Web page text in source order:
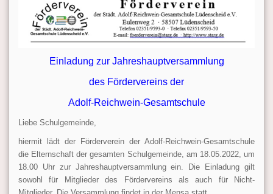
Einladung zur Jahreshauptversammlung
des Fördervereins der
Adolf-Reichwein-Gesamtschule
Liebe Schulgemeinde,
hiermit lädt der Förderverein der Adolf-Reichwein-Gesamtschule
die Elternschaft der gesamten Schulgemeinde, am 18.05.2022, um
18.00 Uhr zur Jahreshauptversammlung ein. Die Einladung gilt
sowohl für Mitglieder des Fördervereins als auch für Nicht-